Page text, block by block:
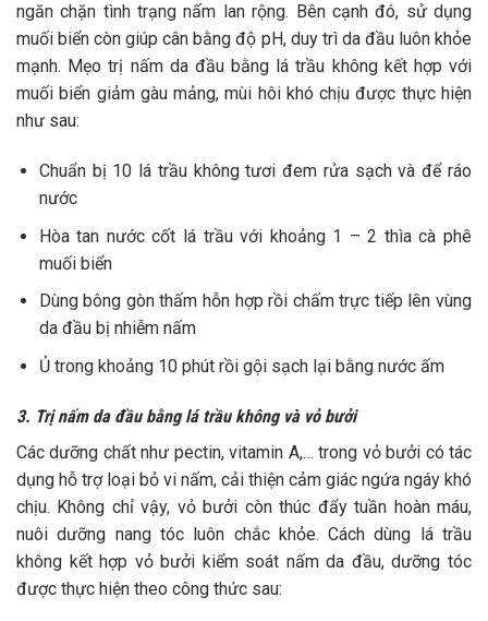
ngăn chặn tình trạng nấm lan rộng. Bên cạnh đó, sử dụng
muối biển còn giúp cân bằng độ pH, duy trì da đầu luôn khỏe
mạnh. Mẹo trị nấm da đầu bằng lá trầu không kết hợp với
muối biển giảm gàu mảng, mùi hôi khó chịu được thực hiện
như sau:
Chuẩn bị 10 lá trầu không tươi đem rửa sạch và để ráo
nước
Hòa tan nước cốt lá trầu với khoảng 1 – 2 thìa cà phê
muối biển
Dùng bông gòn thấm hỗn hợp rồi chấm trực tiếp lên vùng
da đầu bị nhiễm nấm
Ủ trong khoảng 10 phút rồi gội sạch lại bằng nước ấm
3. Trị nấm da đầu bằng lá trầu không và vỏ bưởi
Các dưỡng chất như pectin, vitamin A,… trong vỏ bưởi có tác
dụng hỗ trợ loại bỏ vi nấm, cải thiện cảm giác ngứa ngáy khó
chịu. Không chỉ vậy, vỏ bưởi còn thúc đẩy tuần hoàn máu,
nuôi dưỡng nang tóc luôn chắc khỏe. Cách dùng lá trầu
không kết hợp vỏ bưởi kiểm soát nấm da đầu, dưỡng tóc
được thực hiện theo công thức sau: